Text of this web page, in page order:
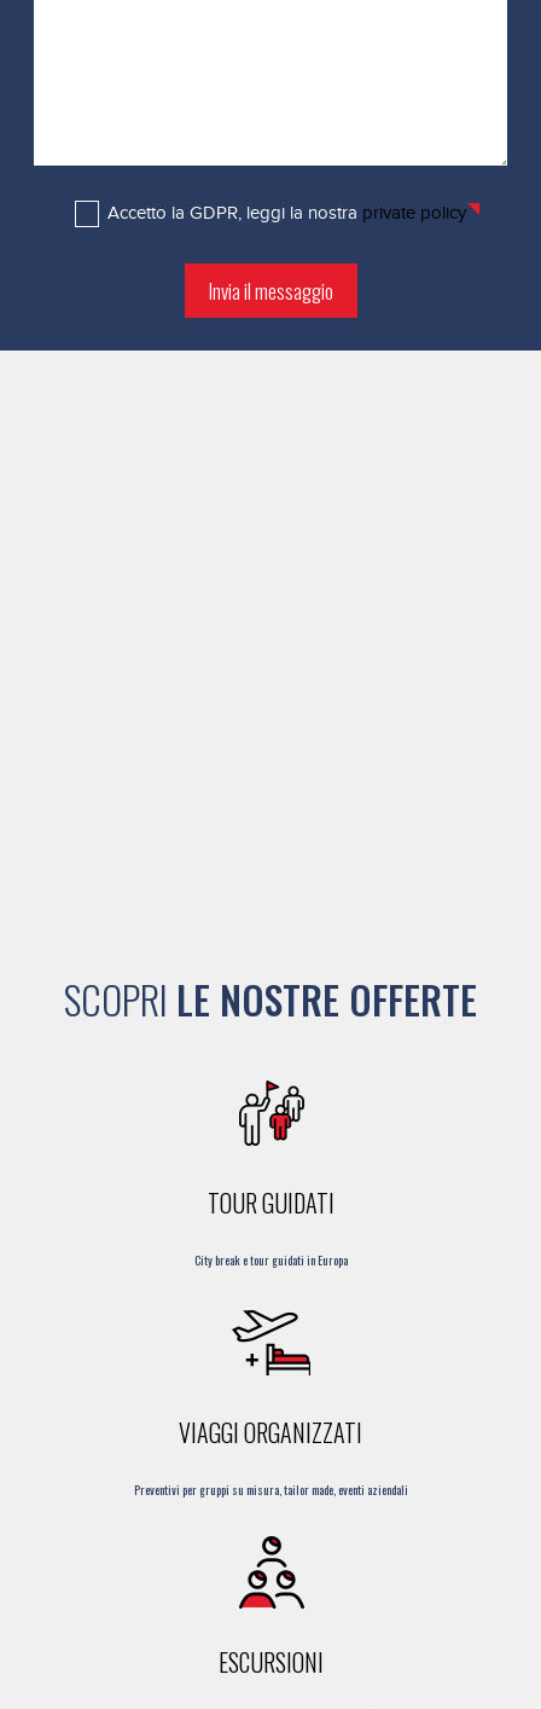
Accetto la GDPR, leggi la nostra private policy
Invia il messaggio
SCOPRI LE NOSTRE OFFERTE
TOUR GUIDATI
City break e tour guidati in Europa
VIAGGI ORGANIZZATI
Preventivi per gruppi su misura, tailor made, eventi aziendali
ESCURSIONI